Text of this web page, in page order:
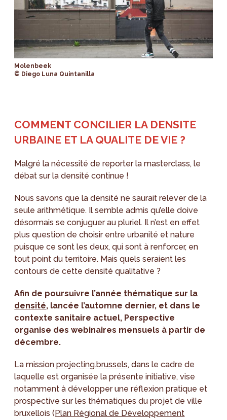
Molenbeek
© Diego Luna Quintanilla
COMMENT CONCILIER LA DENSITE
URBAINE ET LA QUALITE DE VIE ?
Malgré la nécessité de reporter la masterclass, le
débat sur la densité continue !
Nous savons que la densité ne saurait relever de la
seule arithmétique. Il semble admis qu’elle doive
désormais se conjuguer au pluriel. Il n’est en effet
plus question de choisir entre urbanité et nature
puisque ce sont les deux, qui sont à renforcer, en
tout point du territoire. Mais quels seraient les
contours de cette densité qualitative ?
Afin de poursuivre l’année thématique sur la
densité, lancée l’automne dernier, et dans le
contexte sanitaire actuel, Perspective
organise des webinaires mensuels à partir de
décembre.
La missionprojecting.brussels, dans le cadre de
laquelle est organisée la présente initiative, vise
notamment à développer une réflexion pratique et
prospective sur les thématiques du projet de ville
bruxellois ( Plan Régional de Développement